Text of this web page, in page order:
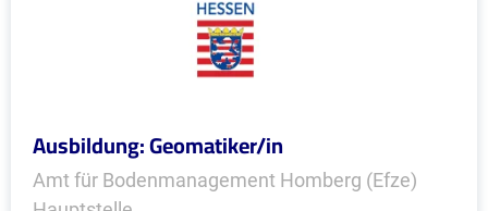
Ausbildung: Geomatiker/in
Amt für Bodenmanagement Homberg (Efze)